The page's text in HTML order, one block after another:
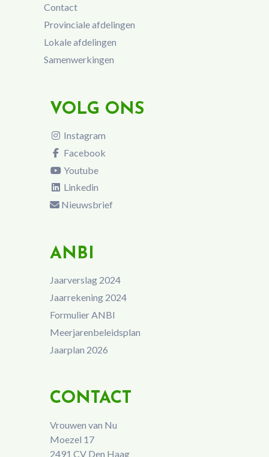
Contact
Provinciale afdelingen
Lokale afdelingen
Samenwerkingen
VOLG ONS
Instagram
Facebook
Youtube
Linkedin
Nieuwsbrief
ANBI
Jaarverslag 2024
Jaarrekening 2024
Formulier ANBI
Meerjarenbeleidsplan
Jaarplan 2026
CONTACT
Vrouwen van Nu
Moezel 17
2491 CV Den Haag